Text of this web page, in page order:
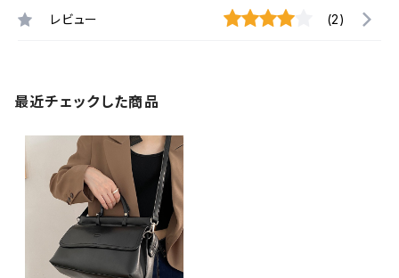
レビュー (2)
最近チェックした商品